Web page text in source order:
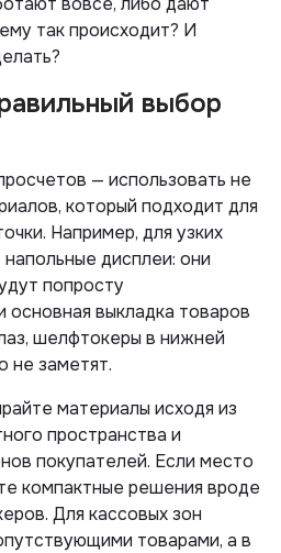
так происходит? И
выбор
— использовать не
который подходит для
Например, для узких
дисплеи: они
попросту
основная выкладка товаров
шелфтокеры в нижней
не заметят.
материалы исходя из
пространства и
покупателей. Если место
компактные решения вроде
Для кассовых зон
товарами, а в